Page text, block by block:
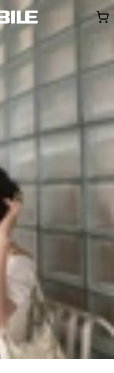
Khuyến
Thông báoKhách
A19 Pro: Hai
biệt?